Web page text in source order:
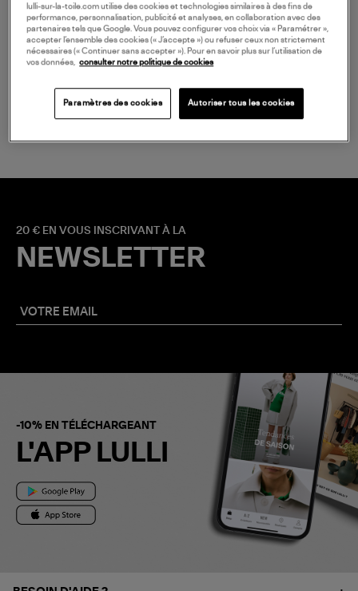
LIVRAISON GRATUITE
à partir de 150 € d'achat*
20 € EN VOUS INSCRIVANT À LA
NEWSLETTER
-10% EN TÉLÉCHARGEANT
L'APP LULLI
lulli-sur-la-toile.com utilise des cookies et technologies similaires à des fins de
performance, personnalisation, publicité et analyses, en collaboration avec des
partenaires tels que Google. Vous pouvez configurer vos choix via « Paramétrer »,
accepter l’ensemble des cookies (« J’accepte ») ou refuser ceux non strictement
nécessaires (« Continuer sans accepter »). Pour en savoir plus sur l’utilisation de
vos données, consulter notre politique de cookies
Paramètres des cookies Autoriser tous les cookies